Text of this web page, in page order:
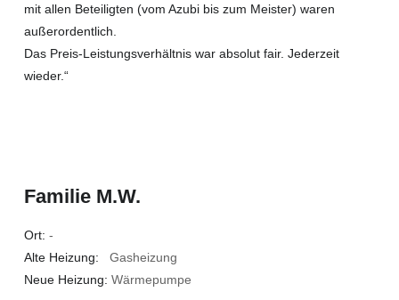
mit allen Beteiligten (vom Azubi bis zum Meister) waren
außerordentlich.
Das Preis-Leistungsverhältnis war absolut fair. Jederzeit
wieder.“
Familie M.W.
Ort: -
Alte Heizung: Gasheizung
Neue Heizung: Wärmepumpe